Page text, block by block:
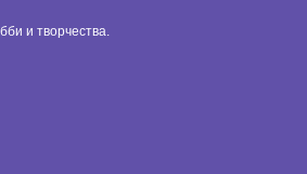
и творчества.